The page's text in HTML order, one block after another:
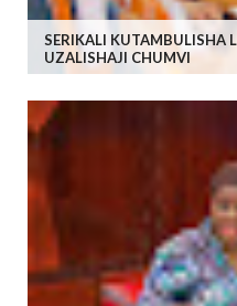
SERIKALI KUTAMBULISHA
UZALISHAJI CHUMVI